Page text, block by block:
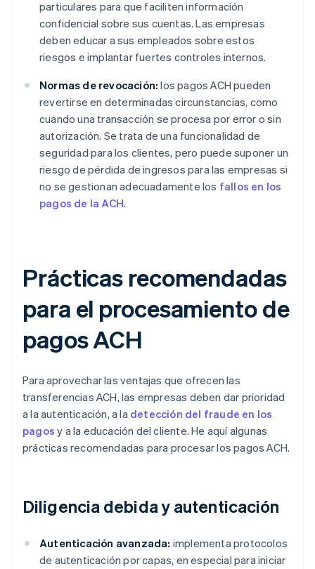
particulares para que faciliten información
confidencial sobre sus cuentas. Las empresas
deben educar a sus empleados sobre estos
riesgos e implantar fuertes controles internos.
Normas de revocación: los pagos ACH pueden
revertirse en determinadas circunstancias, como
cuando una transacción se procesa por error o sin
autorización. Se trata de una funcionalidad de
seguridad para los clientes, pero puede suponer un
riesgo de pérdida de ingresos para las empresas si
no se gestionan adecuadamente los fallos en los
pagos de la ACH.
Prácticas recomendadas
para el procesamiento de
pagos ACH
Para aprovechar las ventajas que ofrecen las
transferencias ACH, las empresas deben dar prioridad
a la autenticación, a la detección del fraude en los
pagos y a la educación del cliente. He aquí algunas
prácticas recomendadas para procesar los pagos ACH.
Diligencia debida y autenticación
Autenticación avanzada: implementa protocolos
de autenticación por capas, en especial para iniciar